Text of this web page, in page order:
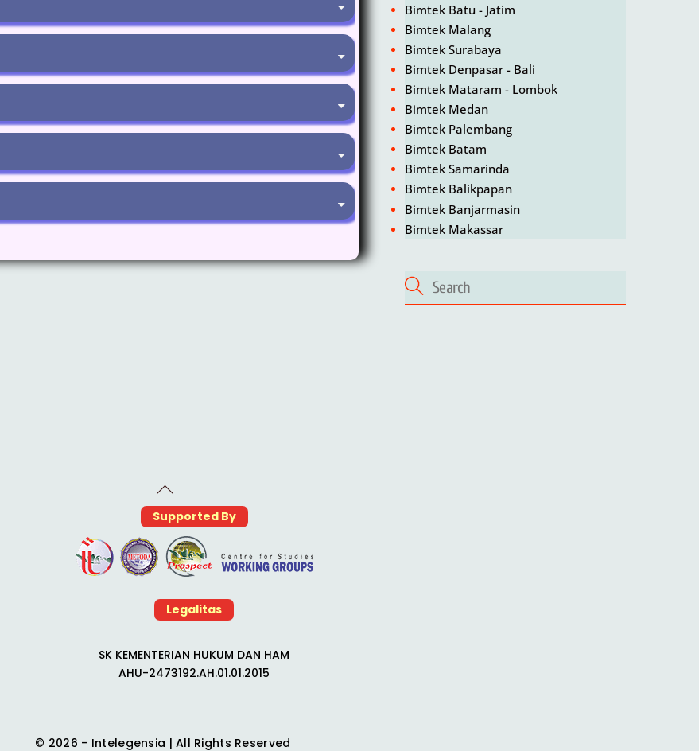
Bimtek Batu - Jatim
Bimtek Malang
Bimtek Surabaya
Bimtek Denpasar - Bali
Bimtek Mataram - Lombok
Bimtek Medan
Bimtek Palembang
Bimtek Batam
Bimtek Samarinda
Bimtek Balikpapan
Bimtek Banjarmasin
Bimtek Makassar
Back
To
Top
Supported By
Legalitas
SK KEMENTERIAN HUKUM DAN HAM
AHU-2473192.AH.01.01.2015
© 2026 - Intelegensia | All Rights Reserved